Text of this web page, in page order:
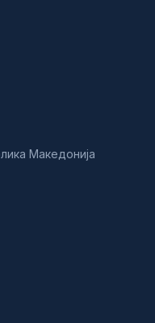
Македонија